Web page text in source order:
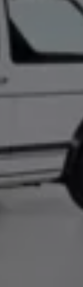
Volkswagen
Laddning
Säkerhet
Om
Hållbarhet
Kontakta oss
WLTP
Broschyrarkiv